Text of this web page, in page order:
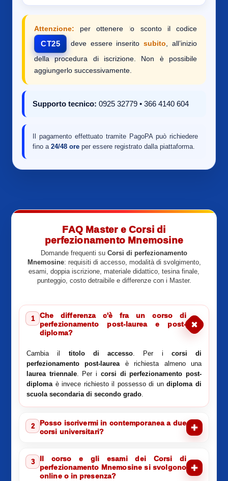
Attenzione: per ottenere lo sconto il codice
CT25 deve essere inseritosubito , all’inizio
della procedura di iscrizione. Non è possibile
aggiungerlo successivamente.
Supporto tecnico: 0925 32779 • 366 4140 604
Il pagamento effettuato tramite PagoPA può richiedere
fino a 24/48 ore per essere registrato dalla piattaforma.
FAQ Master e Corsi di
perfezionamento Mnemosine
Domande frequenti su Corsi di perfezionamento
Mnemosine: requisiti di accesso, modalità di svolgimento,
esami, doppia iscrizione, materiale didattico, tesina finale,
punteggio, costo detraibile e differenze con i Master.
1
Che differenza c'è fra un corso di
perfezionamento post-laurea e post-
diploma?
Cambia il titolo di accesso. Per i corsi di
perfezionamento post-laureaè richiesta almeno una
laurea triennale. Per i corsi di perfezionamento post-
diplomaè invece richiesto il possesso di undiploma di
scuola secondaria di secondo grado.
2
Posso iscrivermi in contemporanea a due
corsi universitari?
3
Il corso e gli esami dei Corsi di
perfezionamento Mnemosine si svolgono
online o in presenza?